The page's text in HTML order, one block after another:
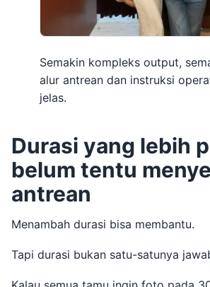
Semakin kompleks output,
alur antrean dan instruksi
jelas.
Durasi yang lebih
belum tentu
antrean
Menambah durasi bisa membantu.
Tapi durasi bukan satu-satunya